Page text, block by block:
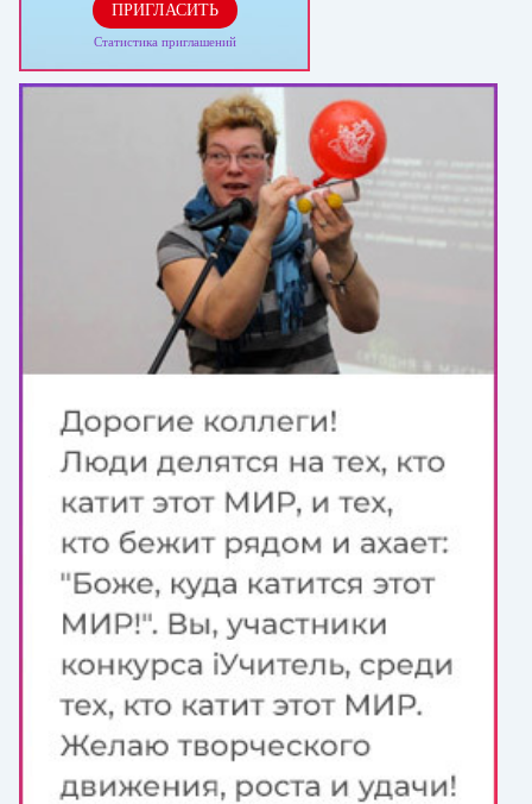
ПРИГЛАСИТЬ
Статистика приглашений